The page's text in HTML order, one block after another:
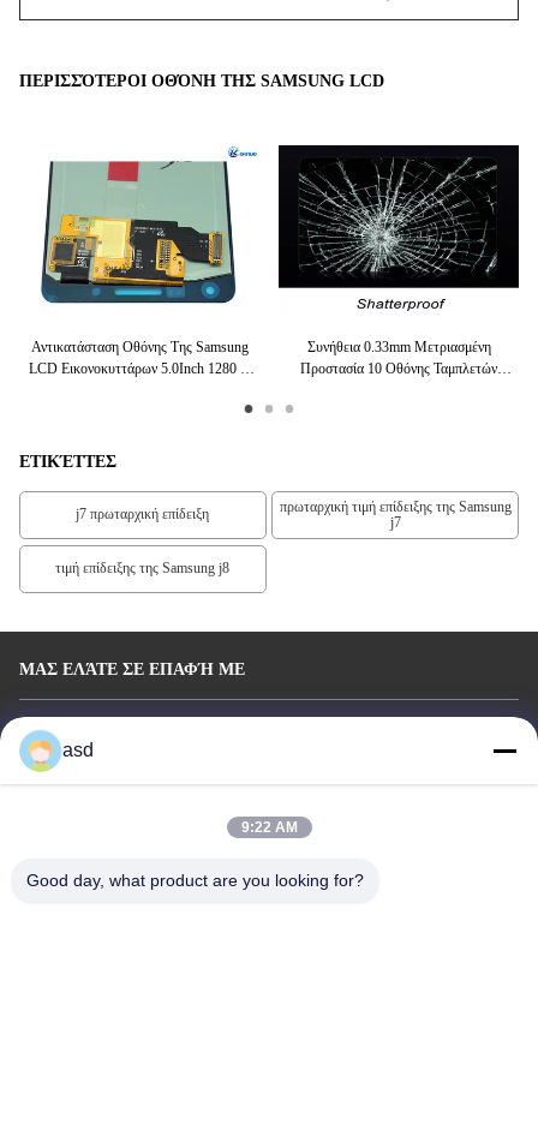
ΠΕΡΙΣΣΌΤΕΡΟΙ ΟΘΌΝΗ ΤΗΣ SAMSUNG LCD
Αντικατάσταση Οθόνης Της Samsung
LCD Εικονοκυττάρων 5.0Inch 1280 X
Συνήθεια 0.33mm Μετριασμένη
Προστασία 10 Οθόνης Ταμπλετών
ΕΤΙΚΈΤΤΕΣ
j7 πρωταρχική επίδειξη
πρωταρχική τιμή επίδειξης της Samsung
j7
τιμή επίδειξης της Samsung j8
ΜΑΣ ΕΛΆΤΕ ΣΕ ΕΠΑΦΉ ΜΕ
China Phone LCD Screen Replacement Online Market
Διεύθυνση: address China Phone LCD Screen Replacement Online Market
675991288@qq.com
asd
9:22 AM
Good day, what product are you looking for?